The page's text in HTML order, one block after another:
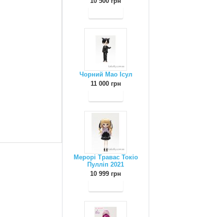
Чорний Мао Ісул
11 000 грн
Мерорі Травас Токіо
Пулліп 2021
10 999 грн